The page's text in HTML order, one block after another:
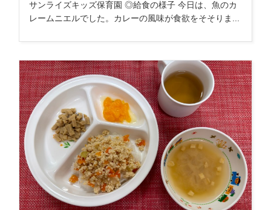
サンライズキッズ保育園 ◎給食の様子 今日は、魚のカ
レームニエルでした。カレーの風味が食欲をそそりま...